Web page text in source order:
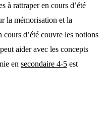
à rattraper en cours d’été
la mémorisation et la
d’été couvre les notions
aider avec les concepts
en secondaire 4-5 est